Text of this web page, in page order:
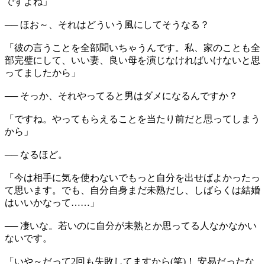
── ほお～、それはどういう風にしてそうなる？
「彼の言うことを全部聞いちゃうんです。私、家のことも全
部完璧にして、いい妻、良い母を演じなければいけないと思
ってましたから」
── そっか、それやってると男はダメになるんですか？
「ですね。やってもらえることを当たり前だと思ってしまう
から」
── なるほど。
「今は相手に気を使わないでもっと自分を出せばよかったっ
て思います。でも、自分自身まだ未熟だし、しばらくは結婚
はいいかなって……」
── 凄いな。若いのに自分が未熟とか思ってる人なかなかい
ないです。
「いや～だって2回も失敗してますから(笑)！ 安易だったな